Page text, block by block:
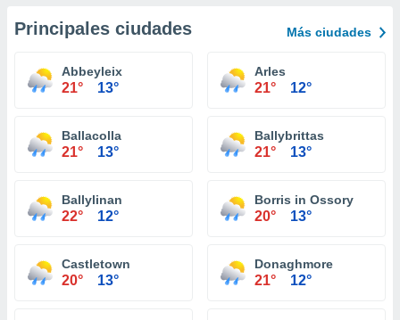
Principales ciudades Más ciudades
Abbeyleix
21° 13°
Arles
21° 12°
Ballacolla
21° 13°
Ballybrittas
21° 13°
Ballylinan
22° 12°
Borris in Ossory
20° 13°
Castletown
20° 13°
Donaghmore
21° 12°